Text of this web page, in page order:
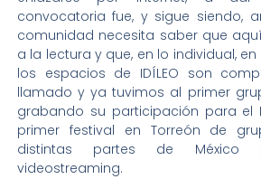
convocatoria fue, y sigue siendo,
comunidad necesita saber que
a la lectura y que, en lo individual,
los espacios de IDÍLEO son
llamado y ya tuvimos al primer
grabando su participación para el
primer festival en Torreón de
distintas partes de México
videostreaming.